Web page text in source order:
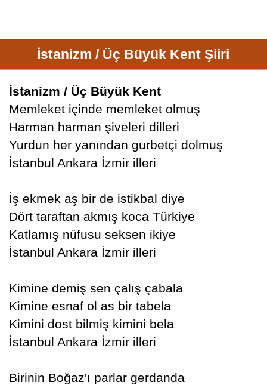
İstanizm / Üç Büyük Kent Şiiri
İstanizm / Üç Büyük Kent
Memleket içinde memleket olmuş
Harman harman şiveleri dilleri
Yurdun her yanından gurbetçi dolmuş
İstanbul Ankara İzmir illeri
İş ekmek aş bir de istikbal diye
Dört taraftan akmış koca Türkiye
Katlamış nüfusu seksen ikiye
İstanbul Ankara İzmir illeri
Kimine demiş sen çalış çabala
Kimine esnaf ol as bir tabela
Kimini dost bilmiş kimini bela
İstanbul Ankara İzmir illeri
Birinin Boğaz'ı parlar gerdanda